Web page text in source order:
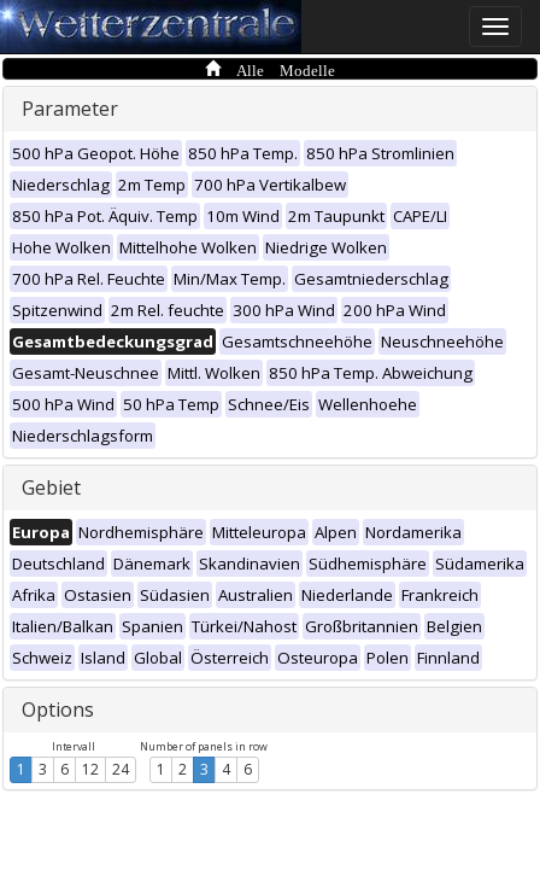
Toggle
Alle Modelle
Parameter
500 hPa Geopot. Höhe 850 hPa Temp. 850 hPa Stromlinien
Niederschlag 2m Temp 700 hPa Vertikalbew
850 hPa Pot. Äquiv. Temp 10m Wind 2m Taupunkt CAPE/LI
Hohe Wolken Mittelhohe Wolken Niedrige Wolken
700 hPa Rel. Feuchte Min/Max Temp. Gesamtniederschlag
Spitzenwind 2m Rel. feuchte 300 hPa Wind 200 hPa Wind
Gesamtbedeckungsgrad Gesamtschneehöhe Neuschneehöhe
Gesamt-Neuschnee Mittl. Wolken 850 hPa Temp. Abweichung
500 hPa Wind 50 hPa Temp Schnee/Eis Wellenhoehe
Niederschlagsform
Gebiet
Europa Nordhemisphäre Mitteleuropa Alpen Nordamerika
Deutschland Dänemark Skandinavien Südhemisphäre Südamerika
Afrika Ostasien Südasien Australien Niederlande Frankreich
Italien/Balkan Spanien Türkei/Nahost Großbritannien Belgien
Schweiz Island Global Österreich Osteuropa Polen Finnland
Options
Intervall
1 3 6 12 24
Number of panels in row
1 2 3 4 6